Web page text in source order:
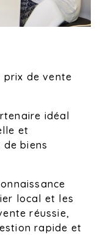
prix de vente
idéal
et
biens
local et les
réussie,
rapide et